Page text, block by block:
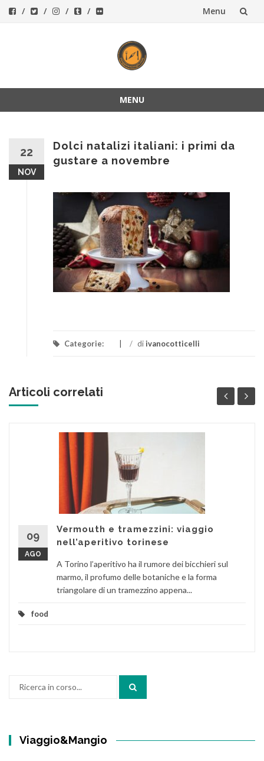
Menu
MENU
22
NOV
Dolci natalizi italiani: i primi da
gustare a novembre
Categorie: / di ivanocotticelli
Articoli correlati
09
AGO
Vermouth e tramezzini: viaggio
nell’aperitivo torinese
A Torino l’aperitivo ha il rumore dei bicchieri sul
marmo, il profumo delle botaniche e la forma
triangolare di un tramezzino appena...
food
Viaggio&Mangio